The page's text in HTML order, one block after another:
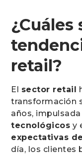
retail?
El sector retail
transformación
años,
tecnológicos y
expectativas
día, los clientes